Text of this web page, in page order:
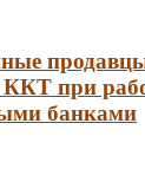
при
банками